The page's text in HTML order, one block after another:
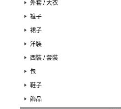
外套 / 大衣
褲子
裙子
洋裝
西裝 / 套裝
包
鞋子
飾品